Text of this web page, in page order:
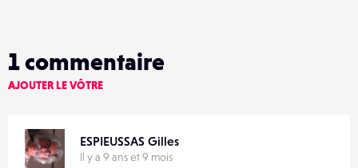
1commentaire
AJOUTER LE VÔTRE
ESPIEUSSAS Gilles
Il y a 9 ans et 9 mois